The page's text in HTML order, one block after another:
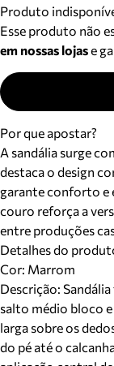
Produto
Esse produto não
em nossas lojase
Por que apostar?
A sandália surge
destaca o design
garante conforto e
couro reforça a
entre produções
Detalhes do
Cor: Marrom
Descrição:
salto médio bloco
larga sobre os
do pé até o